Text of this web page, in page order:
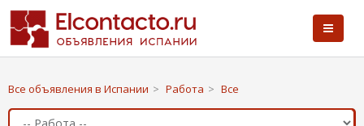
Все объявления в Испании > Работа > Все